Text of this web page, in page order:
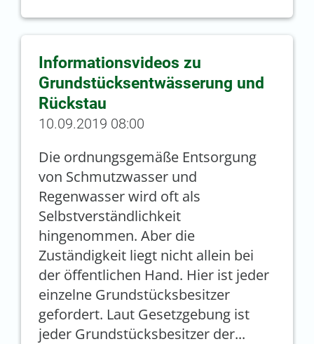
Informationsvideos zu
Grundstücksentwässerung und
Rückstau
10.09.2019 08:00
Die ordnungsgemäße Entsorgung
von Schmutzwasser und
Regenwasser wird oft als
Selbstverständlichkeit
hingenommen. Aber die
Zuständigkeit liegt nicht allein bei
der öffentlichen Hand. Hier ist jeder
einzelne Grundstücksbesitzer
gefordert. Laut Gesetzgebung ist
jeder Grundstücksbesitzer der...